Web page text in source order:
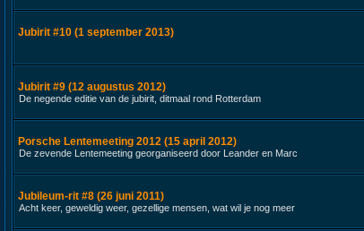
Jubirit #10 (1 september 2013)
Jubirit #9 (12 augustus 2012)
De negende editie van de jubirit, ditmaal rond Rotterdam
Porsche Lentemeeting 2012 (15 april 2012)
De zevende Lentemeeting georganiseerd door Leander en Marc
Jubileum-rit #8 (26 juni 2011)
Acht keer, geweldig weer, gezellige mensen, wat wil je nog meer